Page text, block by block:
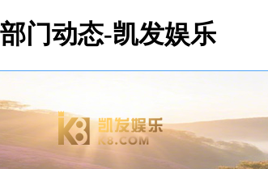
部门动态-凯发娱乐